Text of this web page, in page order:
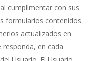
cumplimentar con sus
formularios contenidos
actualizados en
en cada